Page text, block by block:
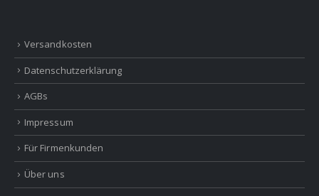
Versandkosten
Datenschutzerklärung
AGBs
Impressum
Für Firmenkunden
Über uns